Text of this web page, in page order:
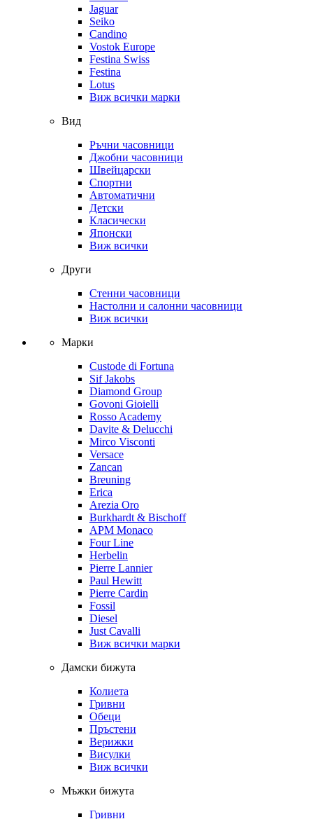
Jaguar
Seiko
Candino
Vostok Europe
Festina Swiss
Festina
Lotus
Виж всички марки
Вид
Ръчни часовници
Джобни часовници
Швейцарски
Спортни
Автоматични
Детски
Класически
Японски
Виж всички
Други
Стенни часовници
Настолни и салонни часовници
Виж всички
Марки
Custode di Fortuna
Sif Jakobs
Diamond Group
Govoni Gioielli
Rosso Academy
Davite & Delucchi
Mirco Visconti
Versace
Zancan
Breuning
Erica
Arezia Oro
Burkhardt & Bischoff
APM Monaco
Four Line
Herbelin
Pierre Lannier
Paul Hewitt
Pierre Cardin
Fossil
Diesel
Just Cavalli
Виж всички марки
Дамски бижута
Колиета
Гривни
Обеци
Пръстени
Верижки
Висулки
Виж всички
Мъжки бижута
Гривни